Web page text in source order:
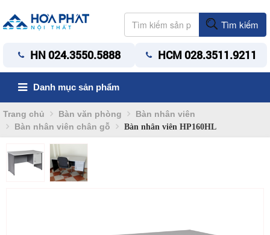
Tìm kiếm
HN 024.3550.5888 HCM 028.3511.9211
Danh mục sản phẩm
Trang chủ Bàn văn phòng
Bàn nhân viên
Bàn nhân viên chân gỗ
Bàn nhân viên HP160HL